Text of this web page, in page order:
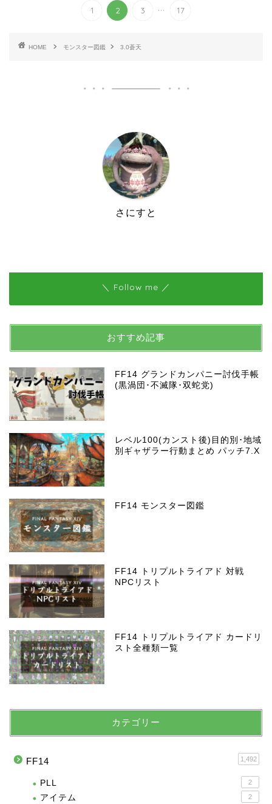
1 2 3 ... 17
HOME モンスター図鑑 3.0蒼天
さにすと
＼ Follow me ／
おすすめ記事
FF14 グランドカンパニー討伐手帳
(黒渦団･不滅隊･双蛇党)
レベル100(カンスト後)目的別･地域
別ギャザラー行動まとめ パッチ7.X
FF14 モンスター図鑑
FF14 トリプルトライアド 対戦
NPCリスト
FF14 トリプルトライアド カードリ
スト全種類一覧
カテゴリー
FF14 1,492
PLL 2
アイテム 2